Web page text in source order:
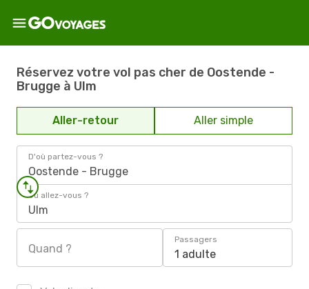
Réservez votre vol pas cher de Oostende -
Brugge à Ulm
Aller-retour Aller simple
D'où partez-vous ?
Oostende - Brugge
Où allez-vous ?
Ulm
Quand ?
Passagers
1 adulte